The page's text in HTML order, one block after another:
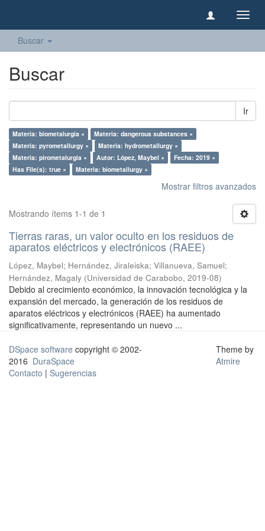
Buscar
Buscar
Ir
Materia: biometalurgia ×
Materia: dangerous substances ×
Materia: pyrometallurgy ×
Materia: hydrometallurgy ×
Materia: pirometalurgia ×
Autor: López, Maybel ×
Fecha: 2019 ×
Has File(s): true ×
Materia: biometallurgy ×
Mostrar filtros avanzados
Mostrando ítems 1-1 de 1
Tierras raras, un valor oculto en los residuos de
aparatos eléctricos y electrónicos (RAEE)
López, Maybel; Hernández, Jiraleiska; Villanueva, Samuel;
Hernández, Magaly (Universidad de Carabobo, 2019-08)
Debido al crecimiento económico, la innovación tecnológica y la
expansión del mercado, la generación de los residuos de
aparatos eléctricos y electrónicos (RAEE) ha aumentado
significativamente, representando un nuevo ...
DSpace software copyright © 2002-
2016 DuraSpace
Contacto | Sugerencias
Theme by
Atmire